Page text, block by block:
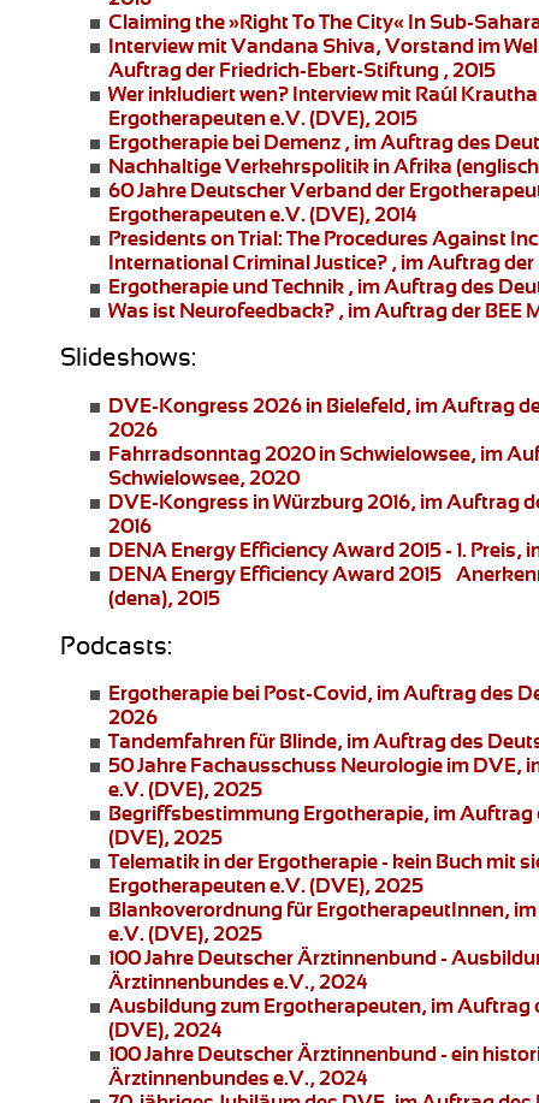
Claiming the »Right To The City« In Sub-
Interview mit Vandana Shiva, Vorstand im
Auftrag der Friedrich-Ebert-Stiftung , 2015
Wer inkludiert wen? Interview mit Raúl
Ergotherapeuten e.V. (DVE), 2015
Ergotherapie bei Demenz , im Auftrag des
Nachhaltige Verkehrspolitik in Afrika
60 Jahre Deutscher Verband der
Ergotherapeuten e.V. (DVE), 2014
Presidents on Trial: The Procedures Against
International Criminal Justice? , im Auftrag
Ergotherapie und Technik , im Auftrag des
Was ist Neurofeedback? , im Auftrag der BEE
Slideshows:
DVE-Kongress 2026 in Bielefeld, im Auftrag
2026
Fahrradsonntag 2020 in Schwielowsee, im
Schwielowsee, 2020
DVE-Kongress in Würzburg 2016, im Auftrag
2016
DENA Energy Efficiency Award 2015 - 1. Preis,
DENA Energy Efficiency Award 2015 –
(dena), 2015
Podcasts:
Ergotherapie bei Post-Covid, im Auftrag des
2026
Tandemfahren für Blinde, im Auftrag des
50 Jahre Fachausschuss Neurologie im DVE,
e.V. (DVE), 2025
Begriffsbestimmung Ergotherapie, im Auftrag
(DVE), 2025
Telematik in der Ergotherapie- kein Buch mit
Ergotherapeuten e.V. (DVE), 2025
Blankoverordnung für ErgotherapeutInnen,
e.V. (DVE), 2025
100 Jahre Deutscher Ärztinnenbund-
Ärztinnenbundes e.V., 2024
Ausbildung zum Ergotherapeuten, im Auftrag
(DVE), 2024
100 Jahre Deutscher Ärztinnenbund- ein
Ärztinnenbundes e.V., 2024